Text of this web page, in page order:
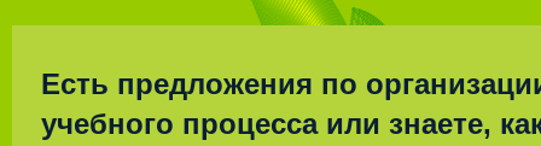
Есть предложения по
учебного процесса или знаете,